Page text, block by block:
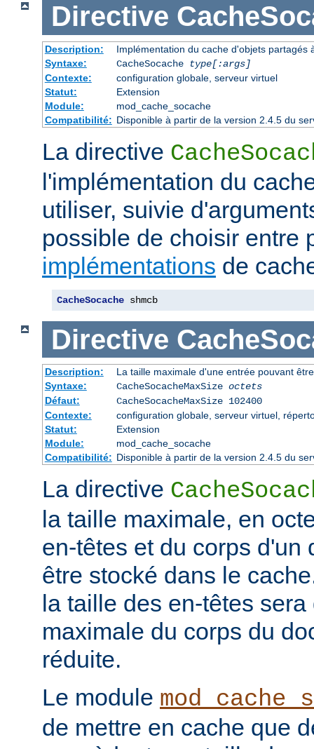
Directive
Description:
Implémentation du cache d'objets partagés
Syntaxe:
CacheSocache
type[:args]
Contexte:
configuration globale, serveur virtuel
Statut:
Extension
Module:
mod_cache_socache
Compatibilité: Disponible à partir de la version 2.4.5 du
La directive
l'implémentation du
utiliser, suivie
possible de choisir entre
implémentations de
CacheSocache shmcb
Directive
Description:
La taille maximale d'une entrée pouvant
Syntaxe:
CacheSocacheMaxSize octets
Défaut:
CacheSocacheMaxSize 102400
Contexte:
configuration globale, serveur virtuel,
Statut:
Extension
Module:
mod_cache_socache
Compatibilité: Disponible à partir de la version 2.4.5 du
La directive
la taille maximale, en
en-têtes et du corps d'un
être stocké dans le
la taille des en-têtes
maximale du corps du
réduite.
Le module
de mettre en cache que